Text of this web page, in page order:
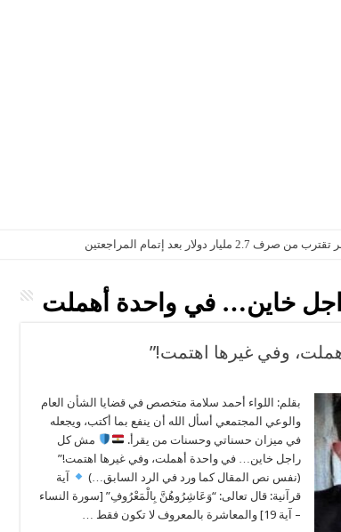
بعد إتمام المراجعتين
خاين… في واحدة أهملت
وفي غيرها اهتمت!”
بقلم: اللواء أحمد سلامة متخصص في قضايا الشأن العام
والوعي المجتمعي أسأل الله أن ينفع بما أكتب، ويجعله
في ميزان حسناتي وحسنات من يقرأ.
مش كل
راجل خاين… في واحدة أهملت، وفي غيرها اهتمت!”
(نفس نص المقال كما ورد في الرد السابق…)
آية
قرآنية: قال تعالى: “وَعَاشِرُوهُنَّ بِالْمَعْرُوفِ” [سورة النساء
– آية 19] والمعاشرة بالمعروف لا تكون فقط …